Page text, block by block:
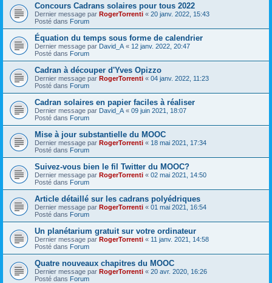
Concours Cadrans solaires pour tous 2022
Dernier message par RogerTorrenti « 20 janv. 2022, 15:43
Posté dans Forum
Équation du temps sous forme de calendrier
Dernier message par David_A « 12 janv. 2022, 20:47
Posté dans Forum
Cadran à découper d'Yves Opizzo
Dernier message par RogerTorrenti « 04 janv. 2022, 11:23
Posté dans Forum
Cadran solaires en papier faciles à réaliser
Dernier message par David_A « 09 juin 2021, 18:07
Posté dans Forum
Mise à jour substantielle du MOOC
Dernier message par RogerTorrenti « 18 mai 2021, 17:34
Posté dans Forum
Suivez-vous bien le fil Twitter du MOOC?
Dernier message par RogerTorrenti « 02 mai 2021, 14:50
Posté dans Forum
Article détaillé sur les cadrans polyédriques
Dernier message par RogerTorrenti « 01 mai 2021, 16:54
Posté dans Forum
Un planétarium gratuit sur votre ordinateur
Dernier message par RogerTorrenti « 11 janv. 2021, 14:58
Posté dans Forum
Quatre nouveaux chapitres du MOOC
Dernier message par RogerTorrenti « 20 avr. 2020, 16:26
Posté dans Forum